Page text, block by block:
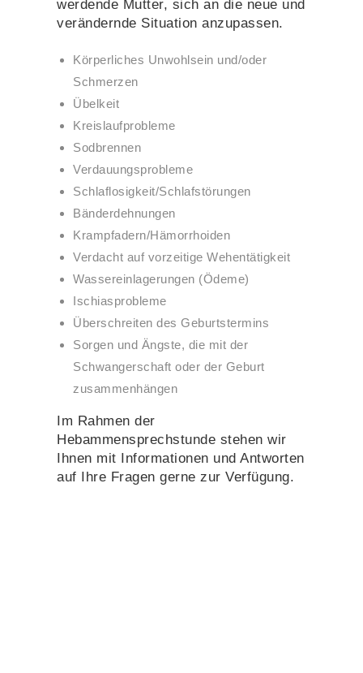
werdende Mutter, sich an die neue und
verändernde Situation anzupassen.
Körperliches Unwohlsein und/oder
Schmerzen
Übelkeit
Kreislaufprobleme
Sodbrennen
Verdauungsprobleme
Schlaflosigkeit/Schlafstörungen
Bänderdehnungen
Krampfadern/Hämorrhoiden
Verdacht auf vorzeitige Wehentätigkeit
Wassereinlagerungen (Ödeme)
Ischiasprobleme
Überschreiten des Geburtstermins
Sorgen und Ängste, die mit der
Schwangerschaft oder der Geburt
zusammenhängen
Im Rahmen der
Hebammensprechstunde stehen wir
Ihnen mit Informationen und Antworten
auf Ihre Fragen gerne zur Verfügung.